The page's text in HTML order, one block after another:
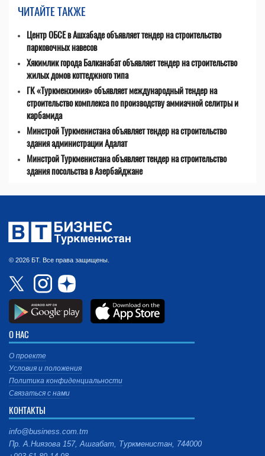
ЧИТАЙТЕ ТАКЖЕ
Центр ОБСЕ в Ашхабаде объявляет тендер на строительство
парковочных навесов
Хякимлик города Балканабат объявляет тендер на строительство
жилых домов коттеджного типа
ГК «Туркменхимия» объявляет международный тендер на
строительство комплекса по производству аммиачной селитры и
карбамида
Минстрой Туркменистана объявляет тендер на строительство
здания администрации Адалат
Минстрой Туркменистана объявляет тендер на строительство
здания посольства в Азербайджане
© 2026 БТ. Все права защищены.
О НАС
О проекте
Условия и положения
Политика конфиденциальности
Связаться с нами
КОНТАКТЫ
info@business.com.tm
Пр. А.Ниязова 157, Ашгабат, Туркменистан, 744000